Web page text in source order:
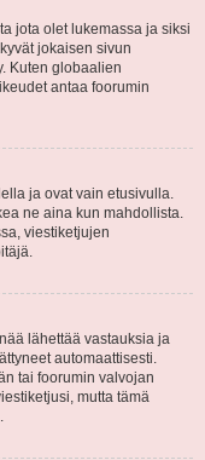
jota olet lukemassa ja siksi
jokaisen sivun
Kuten globaalien
antaa foorumin
ja ovat vain etusivulla.
ne aina kun mahdollista.
viestiketjujen
lähettää vastauksia ja
automaattisesti.
tai foorumin valvojan
mutta tämä